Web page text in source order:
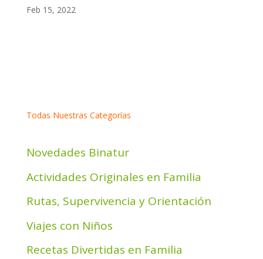
Feb 15, 2022
Todas Nuestras Categorías
Novedades Binatur
Actividades Originales en Familia
Rutas, Supervivencia y Orientación
Viajes con Niños
Recetas Divertidas en Familia